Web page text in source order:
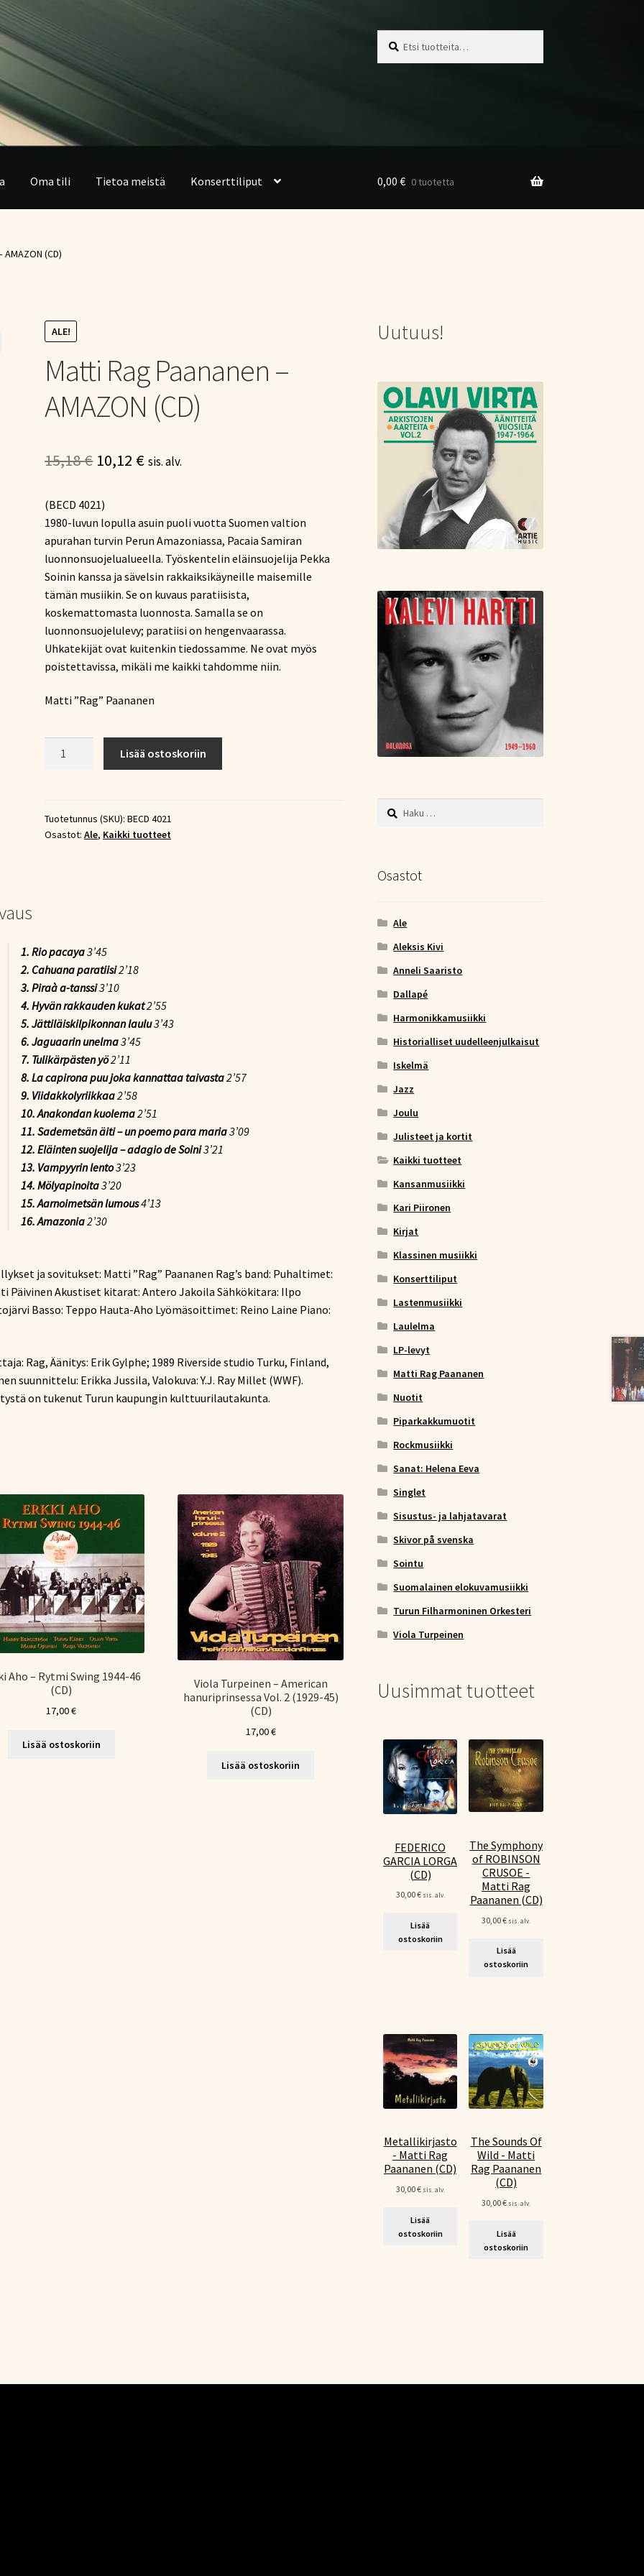
Oma tili Tietoa meistä Konserttiliput 0,00 € 0 tuotetta
(CD)
ALE!
Matti Rag Paananen –
AMAZON (CD)
15,18€ Alkuperäinen
oli:
15,18 €.
10,12 €Nykyinen
10,12 €.
sis. alv.
(BECD 4021)
1980-luvun lopulla asuin puoli vuotta Suomen valtion
apurahan turvin Perun Amazoniassa, Pacaia Samiran
luonnonsuojelualueella. Työskentelin eläinsuojelija Pekka
Soinin kanssa ja sävelsin rakkaiksikäyneille maisemille
tämän musiikin. Se on kuvaus paratiisista,
koskemattomasta luonnosta. Samalla se on
luonnonsuojelulevy; paratiisi on hengenvaarassa.
Uhkatekijät ovat kuitenkin tiedossamme. Ne ovat myös
poistettavissa, mikäli me kaikki tahdomme niin.
Matti ”Rag” Paananen
AMAZON
(CD)
Lisää ostoskoriin
Tuotetunnus (SKU):BECD 4021
Osastot:Ale, Kaikki tuotteet
1. Rio pacaya3’45
2. Cahuana paratiisi2’18
3. Piraà a-tanssi3’10
4. Hyvän rakkauden kukat2’55
5. Jättiläiskilpikonnan laulu3’43
6. Jaguaarin unelma3’45
7. Tulikärpästen yö2’11
8. La capirona puu joka kannattaa taivasta2’57
9. Viidakkolyriikkaa2’58
10. Anakondan kuolema2’51
11. Sademetsän äiti – un poemo para maria3’09
12. Eläinten suojelija – adagio de Soini3’21
13. Vampyyrin lento3’23
14. Mölyapinoita3’20
15. Aarnoimetsän lumous4’13
16. Amazonia2’30
ja sovitukset: Matti ”Rag” Paananen Rag’s band: Puhaltimet:
Päivinen Akustiset kitarat: Antero Jakoila Sähkökitara: Ilpo
Basso: Teppo Hauta-Aho Lyömäsoittimet: Reino Laine Piano:
Rag, Äänitys: Erik Gylphe; 1989 Riverside studio Turku, Finland,
suunnittelu: Erikka Jussila, Valokuva: Y.J. Ray Millet (WWF).
on tukenut Turun kaupungin kulttuurilautakunta.
Aho – Rytmi Swing 1944-46
(CD)
17,00€
Lisää ostoskoriin
Viola Turpeinen – American
hanuriprinsessa Vol. 2 (1929-45)
(CD)
17,00€
Lisää ostoskoriin
Uutuus!
Haku:
Osastot
Ale
Aleksis Kivi
Anneli Saaristo
Dallapé
Harmonikkamusiikki
Historialliset uudelleenjulkaisut
Iskelmä
Jazz
Joulu
Julisteet ja kortit
Kaikki tuotteet
Kansanmusiikki
Kari Piironen
Kirjat
Klassinen musiikki
Konserttiliput
Lastenmusiikki
Laulelma
LP-levyt
Matti Rag Paananen
Nuotit
Piparkakkumuotit
Rockmusiikki
Sanat: Helena Eeva
Singlet
Sisustus- ja lahjatavarat
Skivor på svenska
Sointu
Suomalainen elokuvamusiikki
Turun Filharmoninen Orkesteri
Viola Turpeinen
Uusimmat tuotteet
FEDERICO
GARCIA LORGA
(CD)
30,00€ sis. alv.
Lisää
ostoskoriin
The Symphony
of ROBINSON
CRUSOE -
Matti Rag
Paananen (CD)
30,00€ sis. alv.
Lisää
ostoskoriin
Metallikirjasto
- Matti Rag
Paananen (CD)
30,00€ sis. alv.
Lisää
ostoskoriin
The Sounds Of
Wild - Matti
Rag Paananen
(CD)
30,00€ sis. alv.
Lisää
ostoskoriin